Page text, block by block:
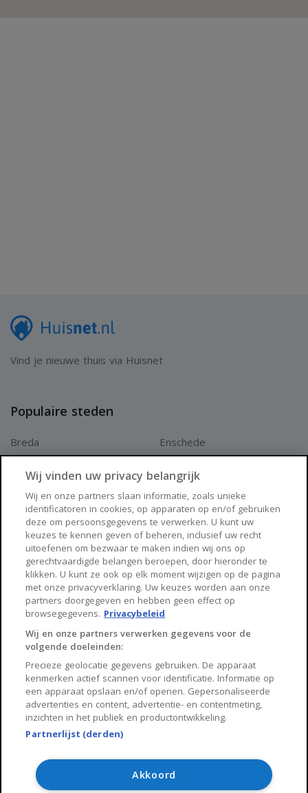
Vind je nieuwe thuis via Huisnet
Populaire steden
Breda
Arnhem
Enschede
Zwolle
Huisnet
Over Huisnet
Algemene voorwaarden
Privacybeleid
Contact
Sitemap
Copyright 2026, Huisnet is onderdeel van Property Portals
Algemene voorwaarden
Wij vinden uw privacy belangrijk
Wij en onze partners slaan informatie, zoals unieke
identificatoren in cookies, op apparaten op en/of gebruiken
deze om persoonsgegevens te verwerken. U kunt uw
keuzes te kennen geven of beheren, inclusief uw recht
uitoefenen om bezwaar te maken indien wij ons op
gerechtvaardigde belangen beroepen, door hieronder te
klikken. U kunt ze ook op elk moment wijzigen op de pagina
met onze privacyverklaring. Uw keuzes worden aan onze
partners doorgegeven en hebben geen effect op
browsegegevens. Privacybeleid
Wij en onze partners verwerken gegevens voor de
volgende doeleinden:
Precieze geolocatie gegevens gebruiken. De apparaat
kenmerken actief scannen voor identificatie. Informatie op
een apparaat opslaan en/of openen. Gepersonaliseerde
advertenties en content, advertentie- en contentmeting,
inzichten in het publiek en productontwikkeling.
Partnerlijst (derden)
Akkoord